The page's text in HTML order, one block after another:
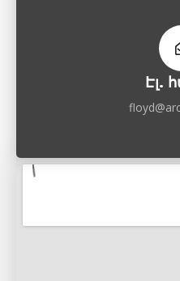
Էլ.